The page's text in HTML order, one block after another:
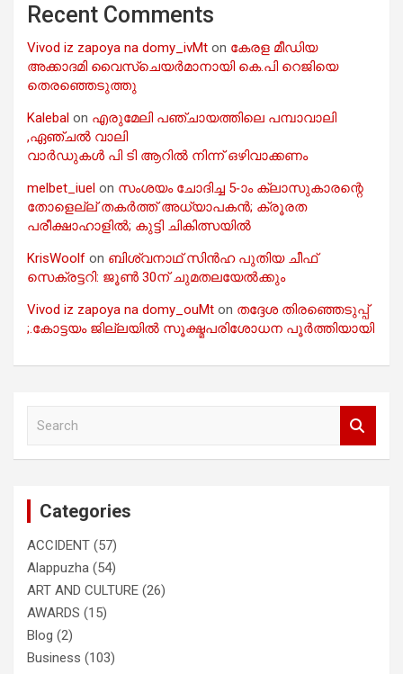
Recent Comments
Vivod iz zapoya na domy_ivMt on കേരള മീഡിയ
അക്കാദമി വൈസ്ചെയർമാനായി കെ.പി റെജിയെ
തെരഞ്ഞെടുത്തു
Kalebal on എരുമേലി പഞ്ചായത്തിലെ പമ്പാവാലി
,ഏഞ്ചൽ വാലി
വാർഡുകൾ പി ടി ആറിൽ നിന്ന് ഒഴിവാക്കണം
melbet_iuel on സംശയം ചോദിച്ച 5-ാം ക്ലാസുകാരന്റെ
തോളെല്ല് തകർത്ത് അധ്യാപകൻ; ക്രൂരത
പരീക്ഷാഹാളിൽ; കുട്ടി ചികിത്സയിൽ
KrisWoolf on ബിശ്വനാഥ് സിൻഹ പുതിയ ചീഫ്
സെക്രട്ടറി: ജൂൺ 30ന് ചുമതലയേൽക്കും
Vivod iz zapoya na domy_ouMt on തദ്ദേശ തിരഞ്ഞെടുപ്പ്
;.കോട്ടയം ജില്ലയിൽ സൂക്ഷ്മപരിശോധന പൂർത്തിയായി
Categories
ACCIDENT (57)
Alappuzha (54)
ART AND CULTURE (26)
AWARDS (15)
Blog (2)
Business (103)